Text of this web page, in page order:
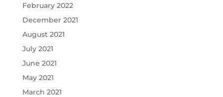
February 2022
December 2021
August 2021
July 2021
June 2021
May 2021
March 2021